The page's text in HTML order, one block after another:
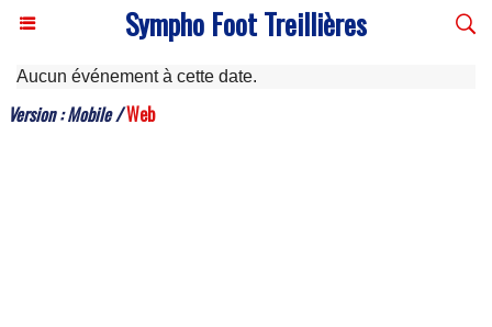
Sympho Foot Treillières
Aucun événement à cette date.
Version :Mobile/Web